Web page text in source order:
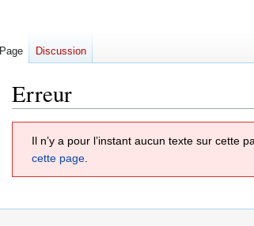
Erreur
Il n’y a pour l’instant aucun texte sur cette
cette page.
Page Discussion